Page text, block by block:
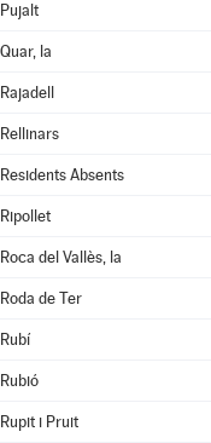
Pujalt
Quar, la
Rajadell
Rellinars
Residents Absents
Ripollet
Roca del Vallès, la
Roda de Ter
Rubí
Rubió
Rupit i Pruit